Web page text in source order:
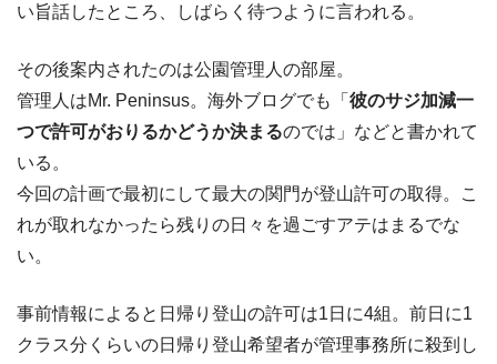
い旨話したところ、しばらく待つように言われる。
その後案内されたのは公園管理人の部屋。
管理人はMr. Peninsus。海外ブログでも「 彼のサジ加減一
つで許可がおりるかどうか決まるのでは」などと書かれて
いる。
今回の計画で最初にして最大の関門が登山許可の取得。こ
れが取れなかったら残りの日々を過ごすアテはまるでな
い。
事前情報によると日帰り登山の許可は1日に4組。前日に1
クラス分くらいの日帰り登山希望者が管理事務所に殺到し